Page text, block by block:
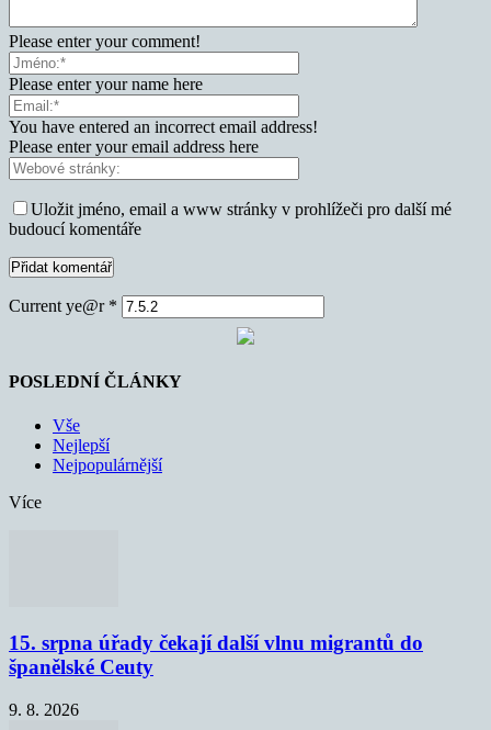
Please enter your comment!
Please enter your name here
You have entered an incorrect email address!
Please enter your email address here
Uložit jméno, email a www stránky v prohlížeči pro další mé
budoucí komentáře
Current ye@r *
POSLEDNÍ ČLÁNKY
Vše
Nejlepší
Nejpopulárnější
Více
15. srpna úřady čekají další vlnu migrantů do
španělské Ceuty
9. 8. 2026